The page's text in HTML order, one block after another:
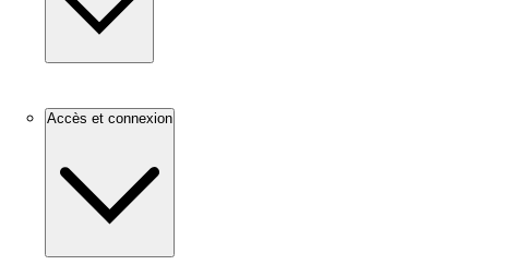
Accès et connexion